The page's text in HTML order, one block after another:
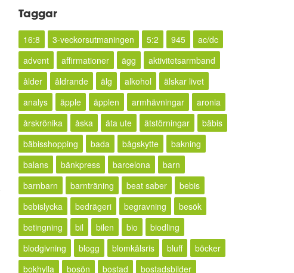
Taggar
16:8 3-veckorsutmaningen 5:2 945
ac/dc
advent
affirmationer ägg
aktivitetsarmband
ålder
åldrande älg alkohol
älskar livet
analys
äpple äpplen armhävningar
aronia
årskrönika
åska äta ute ätstörningar
bäbis
bäbisshopping
bada bågskytte
bakning
balans
bänkpress barcelona
barn
barnbarn
barnträning beat saber
bebis
bebislycka
bedrägeri begravning
besök
betingning
bil bilen bio
biodling
blodgivning
blogg blomkålsris bluff
böcker
bokhylla
bosön bostad
bostadsbilder